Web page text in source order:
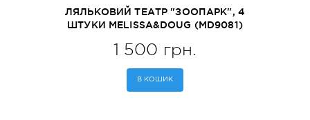
ЛЯЛЬКОВИЙ ТЕАТР "ЗООПАРК", 4
ШТУКИ MELISSA&DOUG (MD9081)
1 500 грн.
В КОШИК